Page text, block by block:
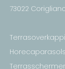
73022
Horecaparasols